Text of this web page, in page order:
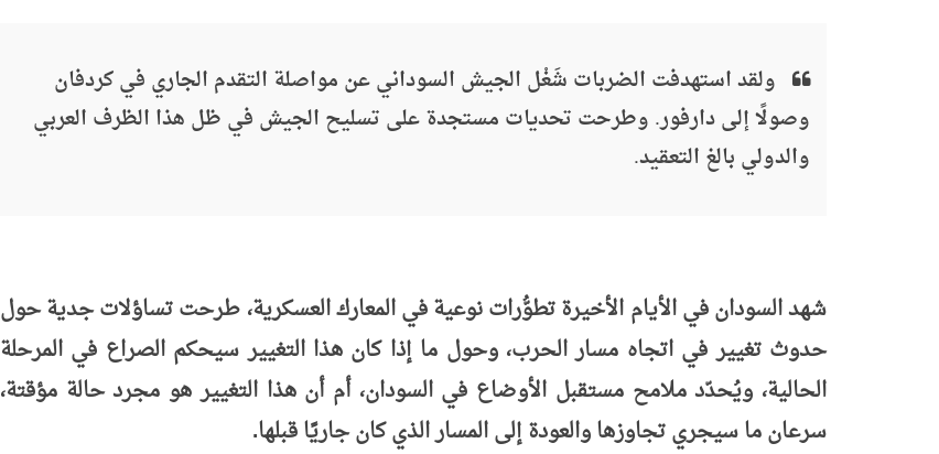
ولقد استهدفت الضربات شَغْل الجيش السوداني عن مواصلة التقدم الجاري في كردفان
وصولًا إلى دارفور. وطرحت تحديات مستجدة على تسليح الجيش في ظل هذا الظرف العربي
والدولي بالغ التعقيد.
شهد السودان في الأيام الأخيرة تطوُّرات نوعية في المعارك العسكرية، طرحت تساؤلات جدية حول
حدوث تغيير في اتجاه مسار الحرب، وحول ما إذا كان هذا التغيير سيحكم الصراع في المرحلة
الحالية، ويُحدّد ملامح مستقبل الأوضاع في السودان، أم أن هذا التغيير هو مجرد حالة مؤقتة،
سرعان ما سيجري تجاوزها والعودة إلى المسار الذي كان جاريًا قبلها.